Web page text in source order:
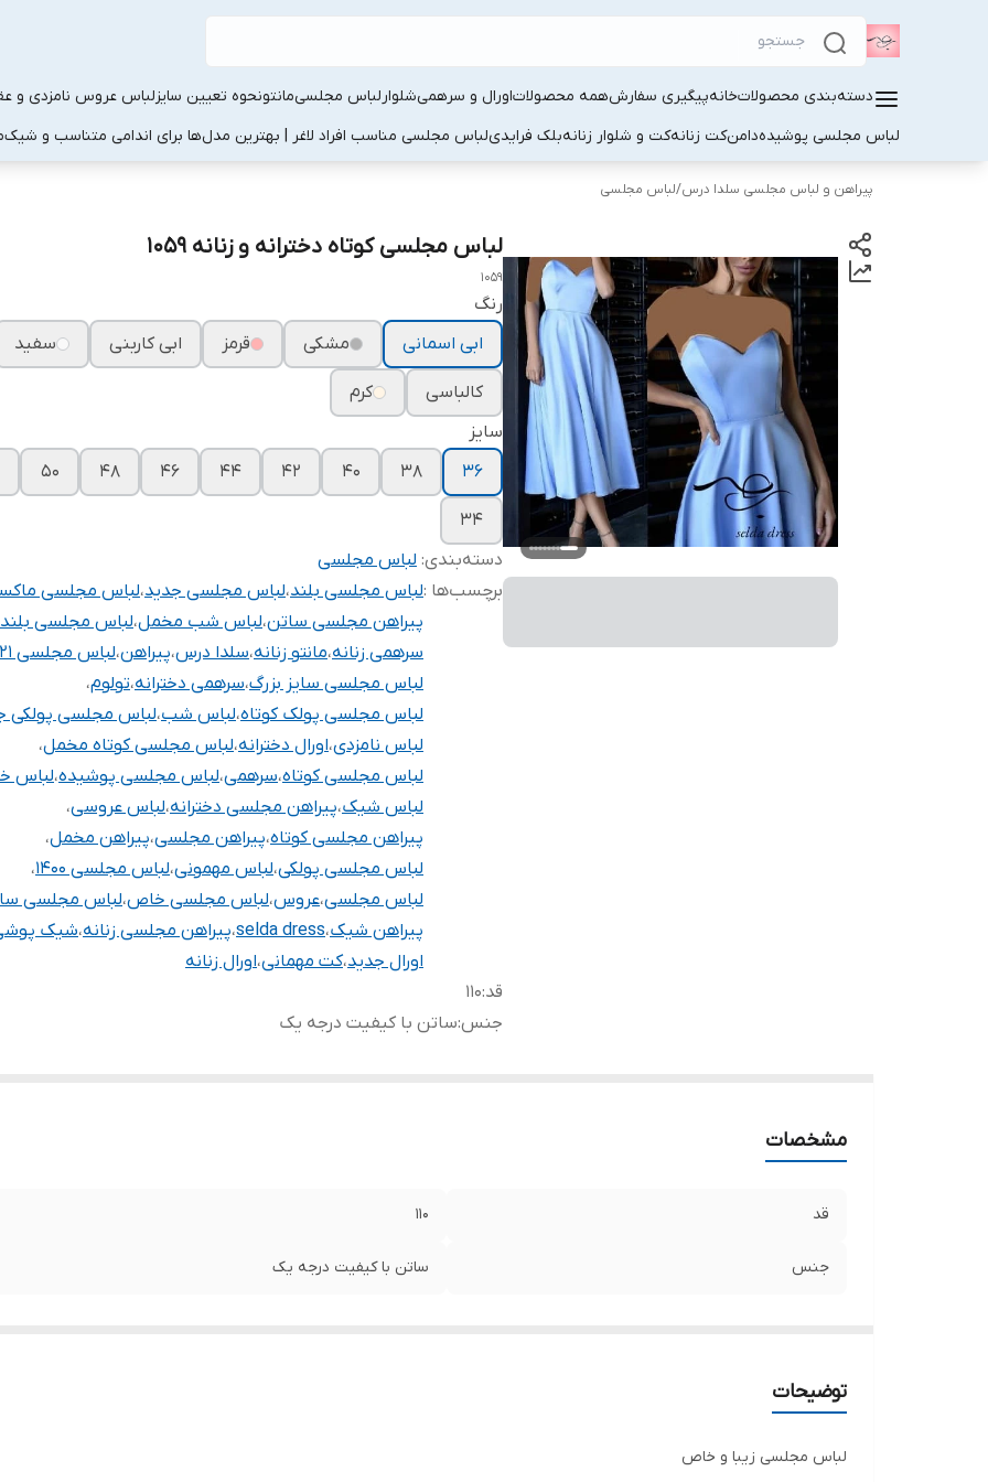
دسته‌بندی محصولاتخانهپیگیری سفارشهمه محصولاتاورال و سرهمیشلوارلباس مجلسیمانتونحوه تعیین سایزلباس عروس نامزدی و
لباس مجلسی پوشیدهدامنکت زنانهکت و شلوار زنانهبلک فرایدیلباس مجلسی مناسب افراد لاغر | بهترین مدل‌ها برای اندامی متناسب و شیک
پیراهن و لباس مجلسی سلدا درس/لباس مجلسی
لباس مجلسی کوتاه دخترانه و زنانه ۱۰۵۹
1059
رنگ
ابی اسمانی
مشکی قرمز ابی کاربنی سفید
کالباسی
کرم
سایز
۳۶
۳۸ ۴۰ ۴۲ ۴۴ ۴۶ ۴۸ ۵۰
۳۴
دسته‌بندی: لباس مجلسی
برچسب‌ها :لباس مجلسی بلند،لباس مجلسی جدید،لباس مجلسی
پیراهن مجلسی ساتن،لباس شب مخمل،لباس مجلسی
سرهمی زنانه،مانتو زنانه،سلدا درس،پیراهن،لباس مجلسی ۲۰۲۱
لباس مجلسی سایز بزرگ،سرهمی دخترانه،تولوم،
لباس مجلسی پولک کوتاه،لباس شب،لباس مجلسی پولکی
لباس نامزدی،اورال دخترانه،لباس مجلسی کوتاه مخمل،
لباس مجلسی کوتاه،سرهمی،لباس مجلسی پوشیده،لباس
لباس شیک،پیراهن مجلسی دخترانه،لباس عروسی،
پیراهن مجلسی کوتاه،پیراهن مجلسی،پیراهن مخمل،
لباس مجلسی پولکی،لباس مهمونی،لباس مجلسی ۱۴۰۰
،
لباس مجلسی،عروس،لباس مجلسی خاص،لباس مجلسی
پیراهن شیک،selda dress،پیراهن مجلسی زنانه،شیک
اورال جدید،کت مهمانی،اورال زنانه
قد:۱۱۰
جنس:ساتن با کیفیت درجه یک
مشخصات
قد ۱۱۰
جنس ساتن با کیفیت درجه یک
توضیحات
لباس مجلسی زیبا و خاص